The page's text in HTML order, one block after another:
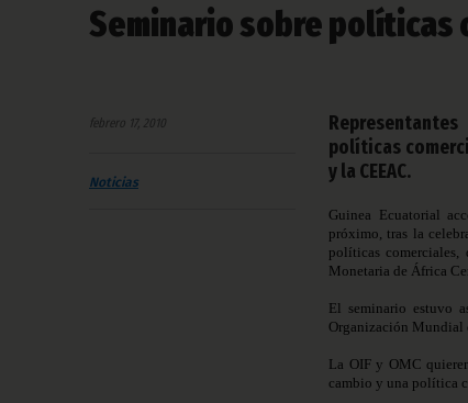
Seminario sobre políticas
febrero 17, 2010
Noticias
políticas
y la CEEAC.
Guinea Ecuatorial
próximo, tras la
políticas
Monetaria de África
El seminario estuvo
Organización Mundial
La OIF y OMC
cambio y una política